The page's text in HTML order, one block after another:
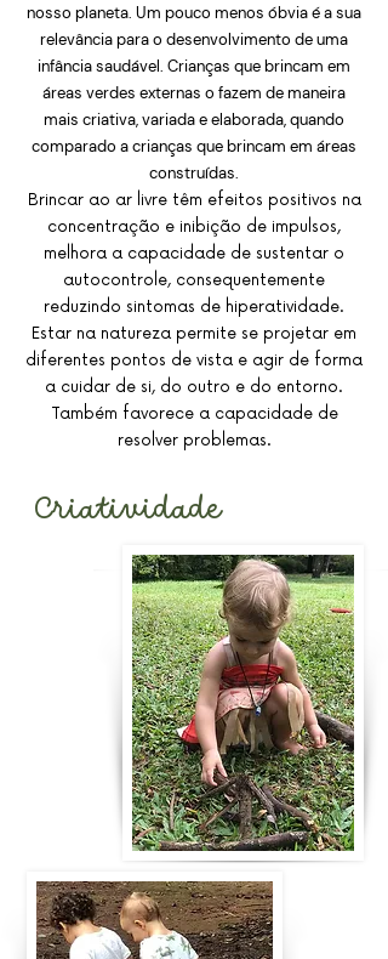
nosso planeta. Um pouco menos óbvia é a sua
relevância para o desenvolvimento de uma
infância saudável. Crianças que brincam em
áreas verdes externas o fazem de maneira
mais criativa, variada e elaborada, quando
comparado a crianças que brincam em áreas
construídas.
Brincar ao ar livre têm efeitos positivos na
concentração e inibição de impulsos,
melhora a capacidade de sustentar o
autocontrole, consequentemente
reduzindo sintomas de hiperatividade.
Estar na natureza permite se projetar em
diferentes pontos de vista e agir de forma
a cuidar de si, do outro e do entorno.
Também favorece a capacidade de
resolver problemas.
Criatividade